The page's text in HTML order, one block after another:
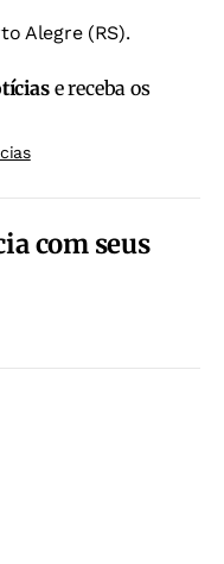
Alegre (RS).
e receba os
com seus